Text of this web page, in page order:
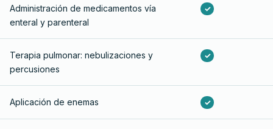
Administración de medicamentos vía
enteral y parenteral
✓
Terapia pulmonar: nebulizaciones y
percusiones
✓
Aplicación de enemas ✓